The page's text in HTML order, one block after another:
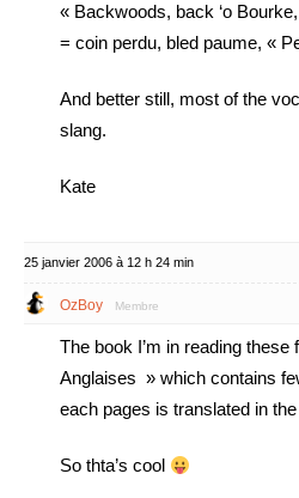
« Backwoods, back ‘o
= coin perdu, bled paume, «
And better still, most of the
slang.
Kate
25 janvier 2006 à 12 h 24 min
OzBoy Membre
The book I’m in reading
Anglaises » which contains
each pages is translated in
So thta’s cool